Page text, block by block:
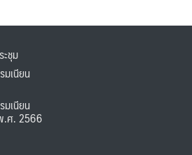
ชุม
เนียน
เนียน
.ศ. 2566